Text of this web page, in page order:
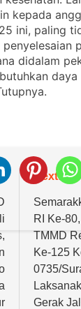
kepada
ini, paling
didalam
daya
Next:
RI Ke-
TMMD
Ke-125
0735/
Gerak